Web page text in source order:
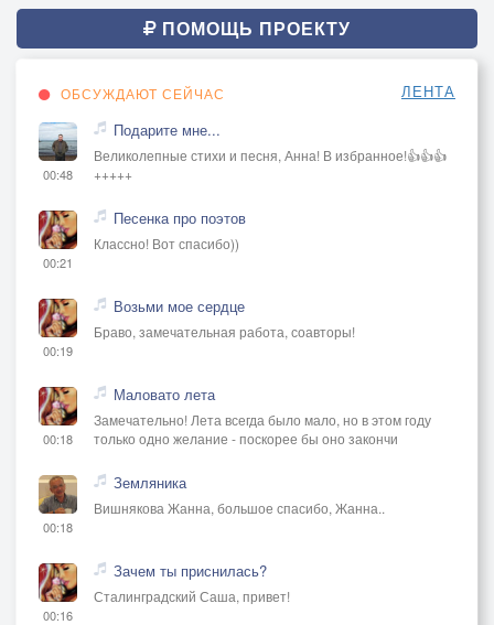
ПОМОЩЬ ПРОЕКТУ
ОБСУЖДАЮТ СЕЙЧАС ЛЕНТА
00:48
Подарите мне...
Великолепные стихи и песня, Анна! В избранное!👍👍👍
+++++
00:21
Песенка про поэтов
Классно! Вот спасибо))
00:19
Возьми мое сердце
Браво, замечательная работа, соавторы!
00:18
Маловато лета
Замечательно! Лета всегда было мало, но в этом году
только одно желание - поскорее бы оно закончи
00:18
Земляника
Вишнякова Жанна, большое спасибо, Жанна..
00:16
Зачем ты приснилась?
Сталинградский Саша, привет!